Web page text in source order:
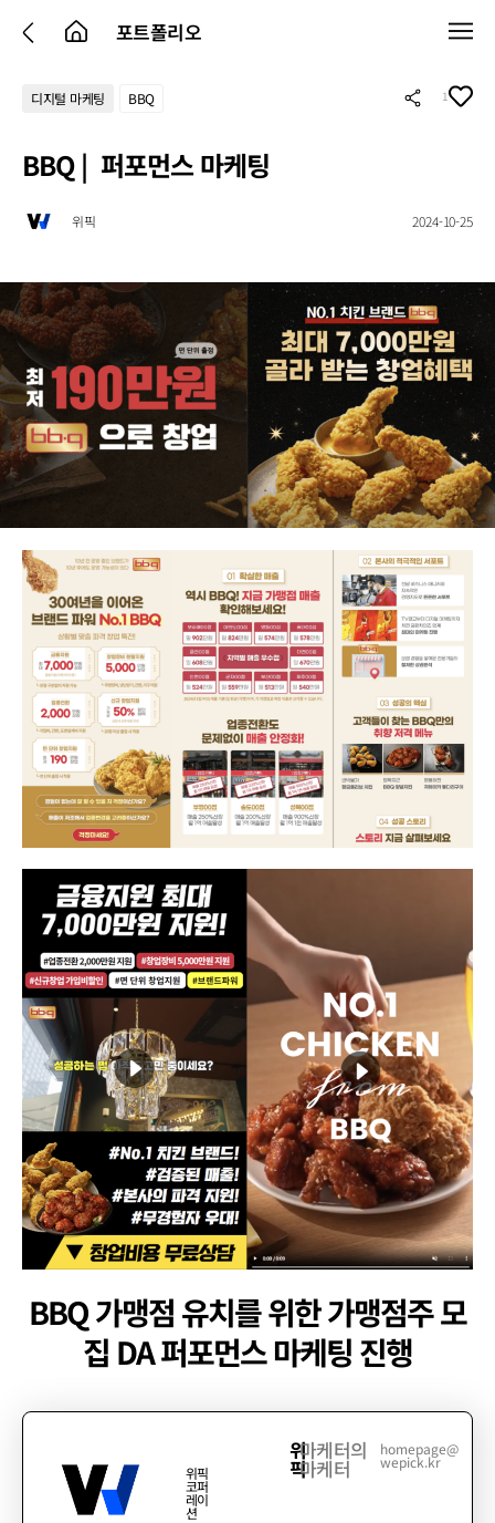
포트폴리오
디지털 마케팅 BBQ 1
BBQ | 퍼포먼스 마케팅
위픽 2024-10-25
BBQ 가맹점 유치를 위한 가맹점주 모
집 DA 퍼포먼스 마케팅 진행
위픽
코퍼
레이
션
위
픽
마케터의
마케터
homepage@
wepick.kr